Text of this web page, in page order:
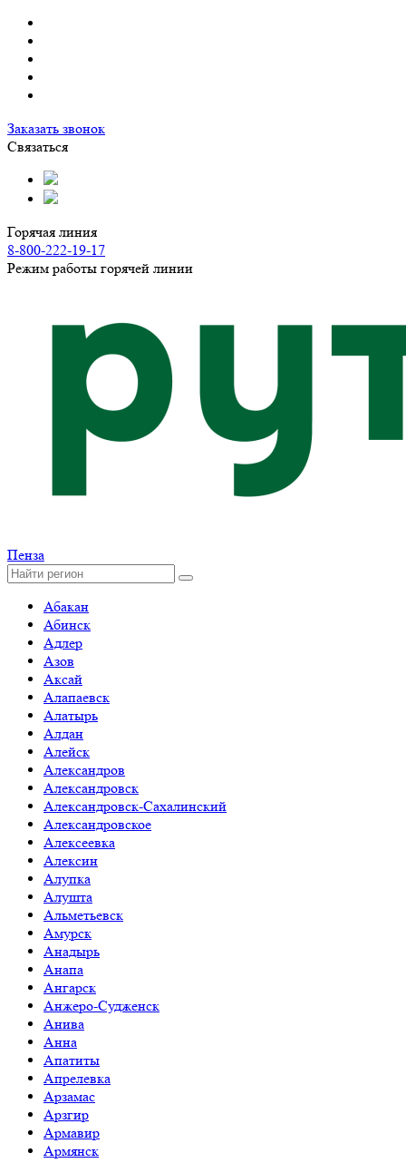
Заказать звонок
Связаться
Горячая линия
8-800-222-19-17
Режим работы горячей линии
Пенза
Абакан
Абинск
Адлер
Азов
Аксай
Алапаевск
Алатырь
Алдан
Алейск
Александров
Александровск
Александровск-Сахалинский
Александровское
Алексеевка
Алексин
Алупка
Алушта
Альметьевск
Амурск
Анадырь
Анапа
Ангарск
Анжеро-Судженск
Анива
Анна
Апатиты
Апрелевка
Арзамас
Арзгир
Армавир
Армянск